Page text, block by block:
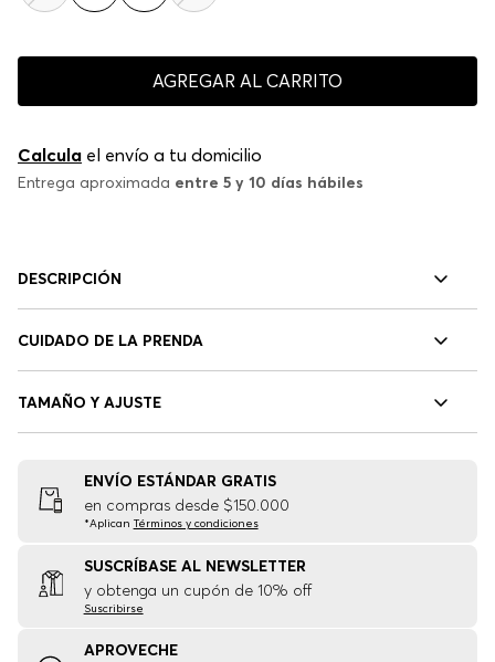
AGREGAR AL CARRITO
Calcula el envío a tu domicilio
Entrega aproximada entre 5 y 10 días hábiles
DESCRIPCIÓN
CUIDADO DE LA PRENDA
TAMAÑO Y AJUSTE
ENVÍO ESTÁNDAR GRATIS
en compras desde $150.000
*Aplican Términos y condiciones
SUSCRÍBASE AL NEWSLETTER
y obtenga un cupón de 10% off
Suscribirse
APROVECHE